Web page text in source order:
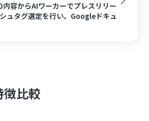
容からAIワーカーでプレスリリー
ュタグ選定を行い、Googleドキュ
徴比較